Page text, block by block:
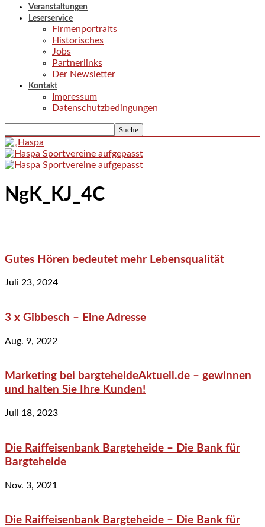
Veranstaltungen
Leserservice
Firmenportraits
Historisches
Jobs
Partnerlinks
Der Newsletter
Kontakt
Impressum
Datenschutzbedingungen
NgK_KJ_4C
Gutes Hören bedeutet mehr Lebensqualität
Juli 23, 2024
3 x Gibbesch – Eine Adresse
Aug. 9, 2022
Marketing bei bargteheideAktuell.de – gewinnen
und halten Sie Ihre Kunden!
Juli 18, 2023
Die Raiffeisenbank Bargteheide – Die Bank für
Bargteheide
Nov. 3, 2021
Die Raiffeisenbank Bargteheide – Die Bank für